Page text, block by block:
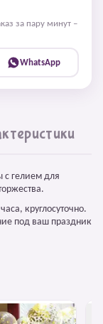
за пару минут –
WhatsApp
гелием для
круглосуточно.
под ваш праздник